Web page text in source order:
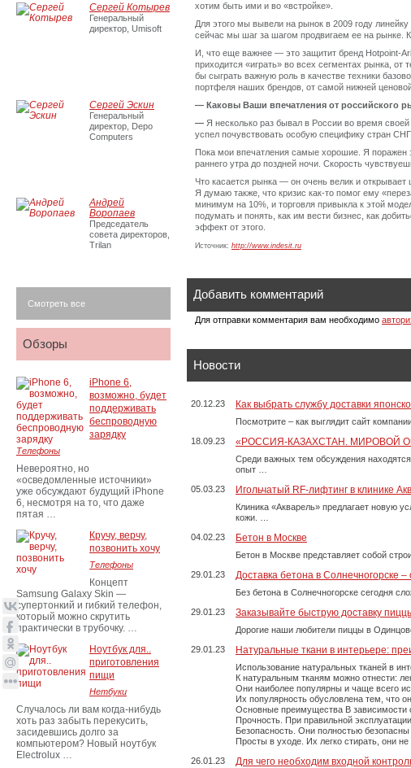
хотим быть ими и во «встройке».
Для этого мы вывели на рынок в 2009 году
сейчас мы шаг за шагом продвигаем ее на рынке.
И, что еще важнее — это защитит бренд Hotpoint-
приходится «играть» во всех сегментах рынка,
бы сыграть важную роль в качестве техники
портфеля наших брендов, от самой нижней
— Каковы Ваши впечатления от российского
— Я несколько раз бывал в России во время
успел почувствовать особую специфику стран СНГ.
Пока мои впечатления самые хорошие. Я поражен
раннего утра до поздней ночи. Скорость
Что касается рынка — он очень велик и
Я думаю также, что кризис как-то помог ему
минимум на 10%, и торговля привыкла к этой
подумать и понять, как им вести бизнес, как
эффект от этого.
Источник: http://www.indesit.ru
Добавить комментарий
Для отправки комментария вам необходимо
Новости
20.12.23 Как выбрать службу доставки
Посмотрите – как выглядит сайт
18.09.23
«РОССИЯ-КАЗАХСТАН. МИРОВОЙ
Среди важных тем обсуждения
опыт …
05.03.23
Игольчатый RF-лифтинг в клинике
Клиника «Акварель» предлагает новую
кожи. …
04.02.23
Бетон в Москве
Бетон в Москве представляет собой
29.01.23
Доставка бетона в Солнечногорске –
Без бетона в Солнечногорске сегодня
29.01.23
Заказывайте быструю доставку
Дорогие наши любители пиццы в
29.01.23
Натуральные ткани в интерьере:
Использование натуральных тканей в
К натуральным тканям можно отнести:
Они наиболее популярны и чаще всего
Их популярность обусловлена тем, что
Основные преимущества В зависимости
Прочность. При правильной
Безопасность. Они полностью
Просты в уходе. Их легко стирать, они
26.01.23
Для чего необходим входной
Сергей Котырев
Генеральный
директор, Umisoft
Сергей Эскин
Генеральный
директор, Depo
Computers
Андрей
Воропаев
Председатель
совета директоров,
Trilan
Смотреть все
Обзоры
iPhone 6,
возможно, будет
поддерживать
беспроводную
зарядку
Телефоны
Невероятно, но
«осведомленные источники»
уже обсуждают будущий iPhone
6, несмотря на то, что даже
пятая …
Кручу, верчу,
позвонить хочу
Телефоны
Концепт
Samsung Galaxy Skin —
супертонкий и гибкий телефон,
который можно скрутить
практически в трубочку. …
Ноутбук для..
приготовления
пищи
Нетбуки
Случалось ли вам когда-нибудь
хоть раз забыть перекусить,
засидевшись долго за
компьютером? Новый ноутбук
Electrolux …